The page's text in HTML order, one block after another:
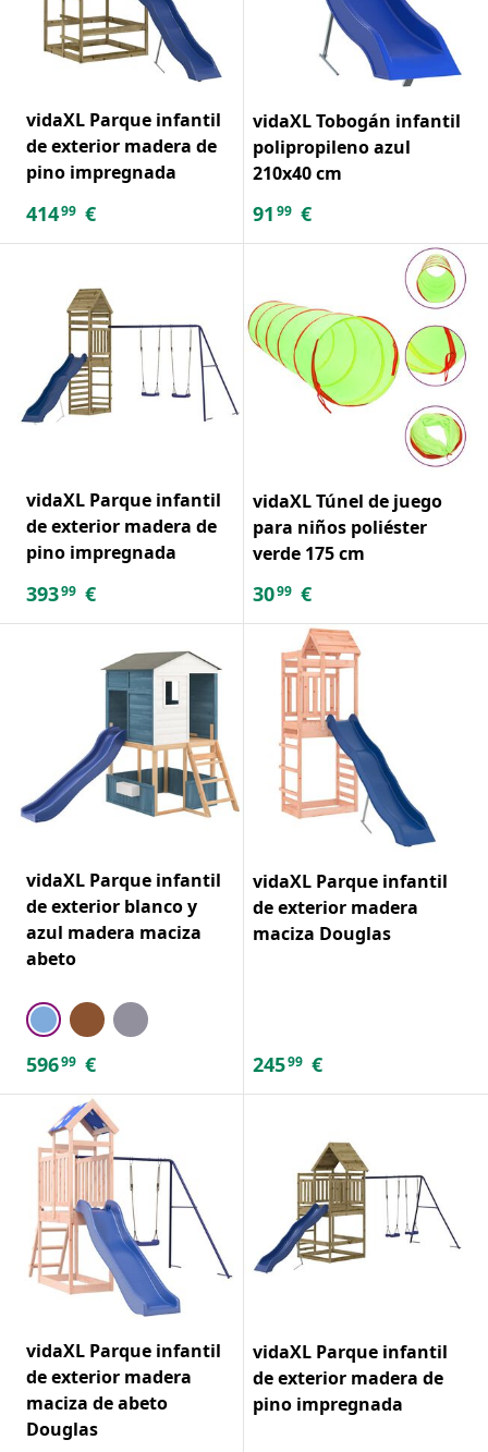
vidaXL Parque infantil
de exterior madera de
pino impregnada
41499 €
vidaXL Tobogán infantil
polipropileno azul
210x40 cm
91 99 €
vidaXL Parque infantil
de exterior madera de
pino impregnada
39399 €
vidaXL Túnel de juego
para niños poliéster
verde 175 cm
3099 €
vidaXL Parque infantil
de exterior blanco y
azul madera maciza
abeto
59699 €
vidaXL Parque infantil
de exterior madera
maciza Douglas
24599 €
vidaXL Parque infantil
de exterior madera
maciza de abeto
Douglas
vidaXL Parque infantil
de exterior madera de
pino impregnada